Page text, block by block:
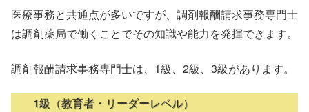
医療事務と共通点が多いですが、調剤報酬請求事務専門士
は調剤薬局で働くことでその知識や能力を発揮できます。
調剤報酬請求事務専門士は、1級、2級、3級があります。
1級（教育者・リーダーレベル）